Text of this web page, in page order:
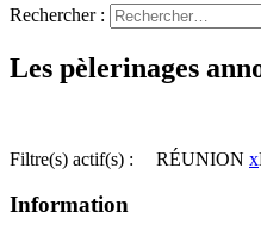
Rechercher :
Les pèlerinages
Filtre(s) actif(s) : RÉUNION x
Information